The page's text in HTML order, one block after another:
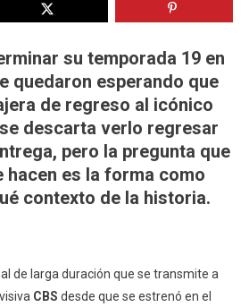
Podrían
A
Mark
Harmon
De
Vuelta
Al
CBS
«NCIS»
su temporada 19 en
quedaron esperando que
de regreso al icónico
descarta verlo regresar
pero la pregunta que
hacen es la forma como
contexto de la historia.
de larga duración que se transmite a
CBS desde que se estrenó en el